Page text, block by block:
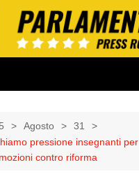
Agosto
31
pressione insegnanti per
contro riforma